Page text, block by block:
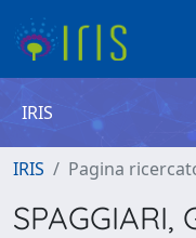
IRIS
IRIS Pagina
SPAGGIARI,